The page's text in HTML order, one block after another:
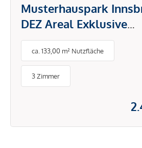
Musterhauspark
DEZ Areal Exklusive
Verkaufs- oder
für Unternehmen rund
Bauen, Wohnen,
Finanzieren, u.ä.
ca. 133,00 m² Nutzfläche
3 Zimmer